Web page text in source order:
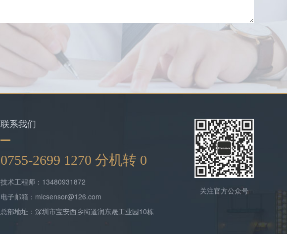
联系我们
0755-2699 1270 分机转 0
技术工程师：13480931872
电子邮箱：micsensor@126.com
总部地址：深圳市宝安西乡街道润东晟工业园10栋
关注官方公众号